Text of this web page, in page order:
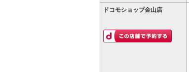
ドコモショップ金山店